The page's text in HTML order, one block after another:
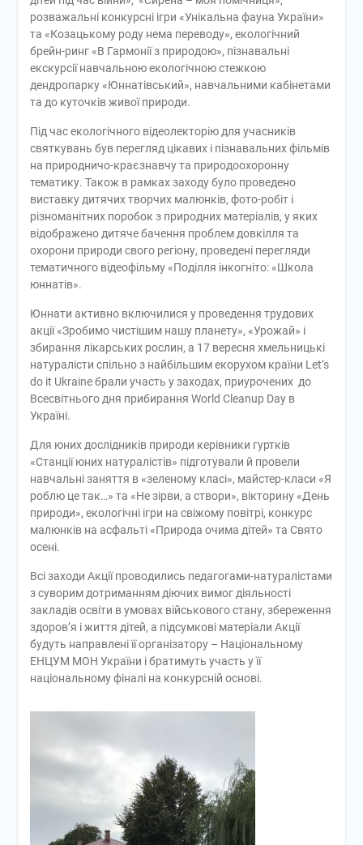
розважальні конкурсні ігри «Унікальна фауна України»
та «Козацькому роду нема переводу», екологічний
брейн-ринг «В Гармонії з природою», пізнавальні
екскурсії навчальною екологічною стежкою
дендропарку «Юннатівський», навчальними кабінетами
та до куточків живої природи.
Під час екологічного відеолекторію для учасників
святкувань був перегляд цікавих і пізнавальних фільмів
на природничо-краєзнавчу та природоохоронну
тематику. Також в рамках заходу було проведено
виставку дитячих творчих малюнків, фото-робіт і
різноманітних поробок з природних матеріалів, у яких
відображено дитяче бачення проблем довкілля та
охорони природи свого регіону, проведені перегляди
тематичного відеофільму «Поділля інкогніто: «Школа
юннатів».
Юннати активно включилися у проведення трудових
акції «Зробимо чистішим нашу планету», «Урожай» і
збирання лікарських рослин, а 17 вересня хмельницькі
натуралісти спільно з найбільшим екорухом країни Let’s
do it Ukraine брали участь у заходах, приурочених до
Всесвітнього дня прибирання World Cleanup Day в
Україні.
Для юних дослідників природи керівники гуртків
«Станції юних натуралістів» підготували й провели
навчальні заняття в «зеленому класі», майстер-класи «Я
роблю це так…» та «Не зірви, а створи», вікторину «День
природи», екологічні ігри на свіжому повітрі, конкурс
малюнків на асфальті «Природа очима дітей» та Свято
осені.
Всі заходи Акції проводились педагогами-натуралістами
з суворим дотриманням діючих вимог діяльності
закладів освіти в умовах військового стану, збереження
здоров’я і життя дітей, а підсумкові матеріали Акції
будуть направлені її організатору – Національному
ЕНЦУМ МОН України і братимуть участь у її
національному фіналі на конкурсній основі.